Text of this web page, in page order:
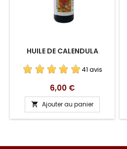
HUILE DE CALENDULA
41 avis
Prix
6,00 €
 Ajouter au panier